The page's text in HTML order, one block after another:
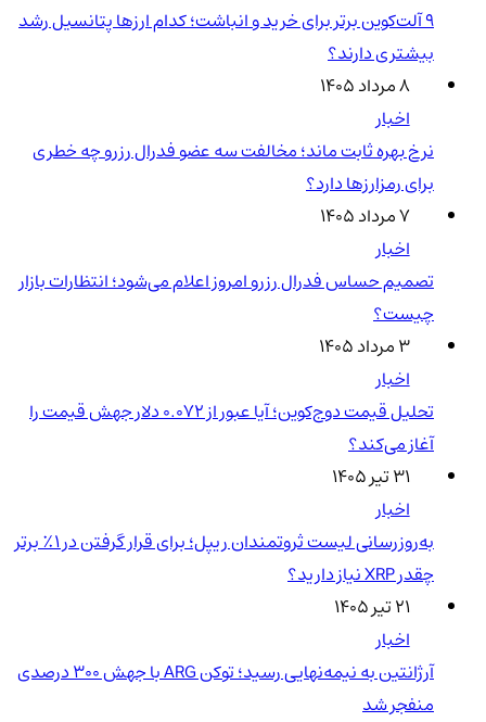
۹ آلت‌کوین برتر برای خرید و انباشت؛ کدام ارزها پتانسیل رشد
بیشتری دارند؟
۸ مرداد ۱۴۰۵
اخبار
نرخ بهره ثابت ماند؛ مخالفت سه عضو فدرال رزرو چه خطری
برای رمزارزها دارد؟
۷ مرداد ۱۴۰۵
اخبار
تصمیم حساس فدرال رزرو امروز اعلام می‌شود؛ انتظارات بازار
چیست؟
۳ مرداد ۱۴۰۵
اخبار
تحلیل قیمت دوج‌کوین؛ آیا عبور از ۰.۰۷۲ دلار جهش قیمت را
آغاز می‌کند؟
۳۱ تیر ۱۴۰۵
اخبار
به‌روزرسانی لیست ثروتمندان ریپل؛ برای قرار گرفتن در ۱٪ برتر
چقدر XRP نیاز دارید؟
۲۱ تیر ۱۴۰۵
اخبار
آرژانتین به نیمه‌نهایی رسید؛ توکن ARG با جهش ۳۰۰ درصدی
منفجر شد